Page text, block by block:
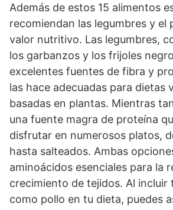
Además de estos 15 alimentos
recomiendan las legumbres y el
valor nutritivo. Las legumbres,
los garbanzos y los frijoles
excelentes fuentes de fibra y
las hace adecuadas para dietas
basadas en plantas. Mientras
una fuente magra de proteína
disfrutar en numerosos platos,
hasta salteados. Ambas
aminoácidos esenciales para la
crecimiento de tejidos. Al incluir
como pollo en tu dieta, puedes